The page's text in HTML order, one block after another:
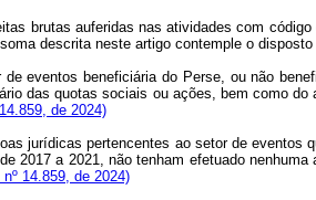
brutas auferidas nas atividades com
descrita neste artigo contemple o
eventos beneficiária do Perse, ou não
das quotas sociais ou ações, bem como
de 2024)
jurídicas pertencentes ao setor de
2017 a 2021, não tenham efetuado
14.859, de 2024)